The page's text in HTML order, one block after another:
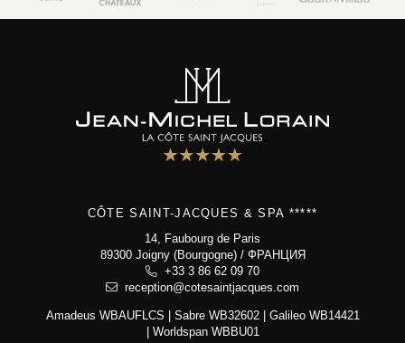
CÔTE SAINT-JACQUES & SPA *****
14, Faubourg de Paris
89300 Joigny (Bourgogne) / ФРАНЦИЯ
+33 3 86 62 09 70
reception@cotesaintjacques.com
Amadeus WBAUFLCS | Sabre WB32602 | Galileo WB14421
| Worldspan WBBU01
JM Lorain
спа-зона
фотогалерея
контакт и доступ
Côte Saint-Jacques & Spa *****
14, Faubourg de Paris
89300 Joigny (Bourgogne)
+33 3 86 62 09 70
reception@cotesaintjacques.com